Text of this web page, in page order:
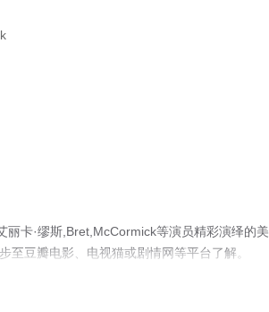
卡·缪斯,Bret,McCormick等演员精彩演绎的美
豆瓣电影、电视猫或剧情网等平台了解。